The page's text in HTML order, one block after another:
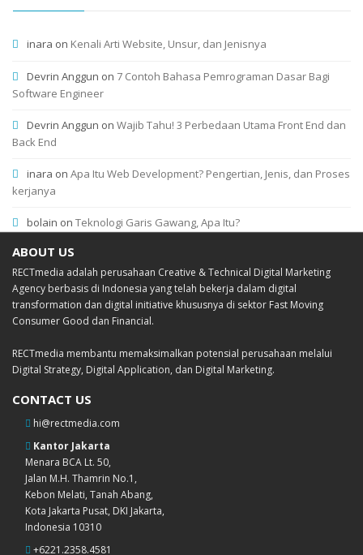
inara on Kenali Arti Website, Unsur, dan Jenisnya
Devrin Anggun on 7 Contoh Bahasa Pemrograman Dasar Bagi
Software Engineer
Devrin Anggun on Wajib Tahu! 3 Perbedaan Utama Front End dan
Back End
inara on Apa Itu Web Development? Pengertian, Jenis, dan Proses
kerjanya
bolain on Teknologi Garis Gawang, Apa Itu?
ABOUT US
RECTmedia adalah perusahaan Creative & Technical Digital Marketing
Agency berbasis di Indonesia yang telah bekerja dalam digital
transformation dan digital initiative khususnya di sektor Fast Moving
Consumer Good dan Financial.
RECTmedia membantu memaksimalkan potensial perusahaan melalui
Digital Strategy, Digital Application, dan Digital Marketing.
CONTACT US
hi@rectmedia.com
Kantor Jakarta
Menara BCA Lt. 50,
Jalan M.H. Thamrin No.1,
Kebon Melati, Tanah Abang,
Kota Jakarta Pusat, DKI Jakarta,
Indonesia 10310
+6221.2358.4581